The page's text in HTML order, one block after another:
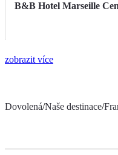
B&B Hotel Marseille
zobrazit více
Dovolená/Naše destinace/